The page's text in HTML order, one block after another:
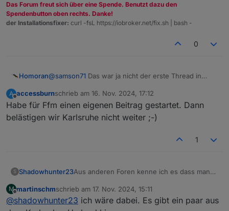
Das Forum freut sich über eine Spende. Benutzt dazu den
Spendenbutton oben rechts. Danke!
der Installationsfixer: curl -fsL https://iobroker.net/fix.sh | bash -
0
Homoran@samson71 Das war ja nicht der erste Thread in
@all bitte ähnliche Threads über die "Melden"
Funktion melden, damit wir sie auch in diesem
Unterforum zusammenfassen können
A
Offline
accessburnschrieb am 16. Nov. 2024, 17:12
zuletzt editiert von
Habe für Ffm einen eigenen Beitrag gestartet. Dann
belästigen wir Karlsruhe nicht weiter ;-)
1
S Shadowhunter23Aus anderen Foren kenne ich es dass man
austauscht. Für mich wäre die nächste
größere Stadt Karlsruhe.
Treffpunkt:
Schlindweinstuben
M
Offline
martinschmschrieb am 17. Nov. 2024, 15:11
zuletzt editiert von
@shadowhunter23 ich wäre dabei. Es gibt ein paar aus